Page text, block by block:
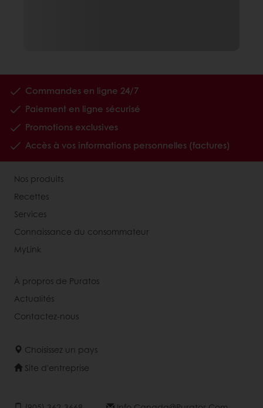
Commandes en ligne 24/7
Paiement en ligne sécurisé
Promotions exclusives
Accès à vos informations personnelles (factures)
Nos produits
Recettes
Services
Connaissance du consommateur
MyLink
À propros de Puratos
Actualités
Contactez-nous
Choisissez un pays
Site d'entreprise